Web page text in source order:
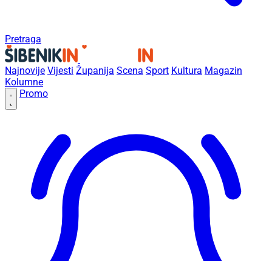
Pretraga
Najnovije Vijesti Županija Scena Sport Kultura Magazin
Kolumne
Promo